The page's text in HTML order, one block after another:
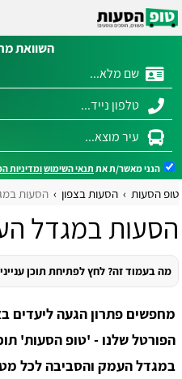
השוואת
הנני מאשר/ת את תנאי השימושומדיניות
טופ הסעות הסעות בצפון הסעות
הסעות במגדל
מה בעמוד זה? לחץ לפתיחת תוכן
מחפשים פתרון הגעה ליעדים
הפורטל שלנו - 'טופ הסעות'
במגדל העמק והסביבה לכל